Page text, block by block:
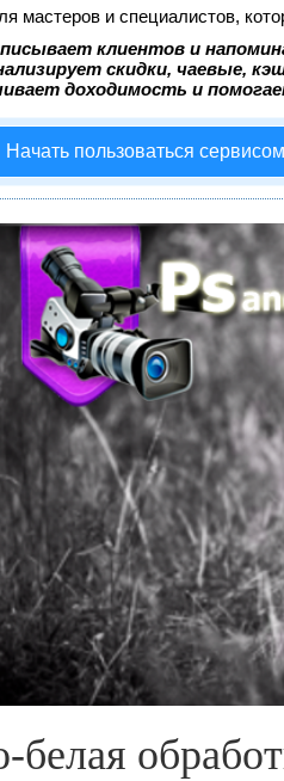
мастеров и специалистов,
клиентов и
скидки, чаевые,
доходимость и
Начать пользоваться сервисом
белая